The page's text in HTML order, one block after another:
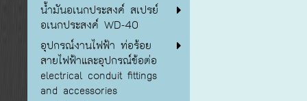
น้ำมันอเนกประสงค์ สเปรย์
อเนกประสงค์ WD-40
อุปกรณ์งานไฟฟ้า ท่อร้อย
สายไฟฟ้าและอุปกรณ์ข้อต่อ
electrical conduit fittings
and accessories